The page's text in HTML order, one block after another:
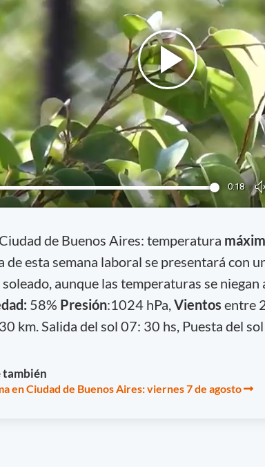
de Buenos Aires: temperatura
de esta semana laboral se presentará con
aunque las temperaturas se niegan
58% Presión:1024 hPa, Vientos entre
30 km. Salida del sol 07: 30 hs, Puesta del
también
en Ciudad de Buenos Aires: viernes 7 de agosto